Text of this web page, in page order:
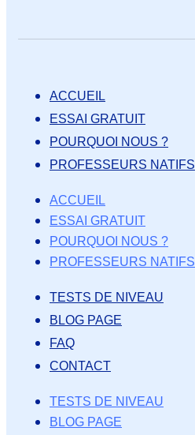
ACCUEIL
ESSAI GRATUIT
POURQUOI NOUS ?
PROFESSEURS NATIFS
ACCUEIL
ESSAI GRATUIT
POURQUOI NOUS ?
PROFESSEURS NATIFS
TESTS DE NIVEAU
BLOG PAGE
FAQ
CONTACT
TESTS DE NIVEAU
BLOG PAGE